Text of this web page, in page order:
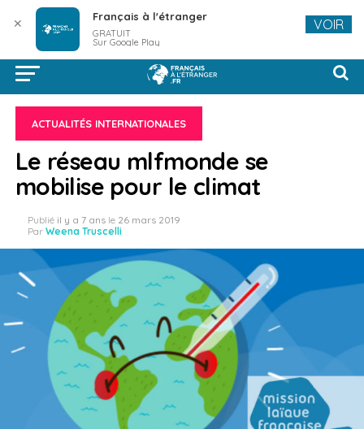
ACTUALITÉS INTERNATIONALES
Le réseau mlfmonde se
mobilise pour le climat
Publié il y a 7 ans le 26 mars 2019
Par Weena Truscelli
✕ Français à l'étranger
GRATUIT
Sur Google Play
VOIR